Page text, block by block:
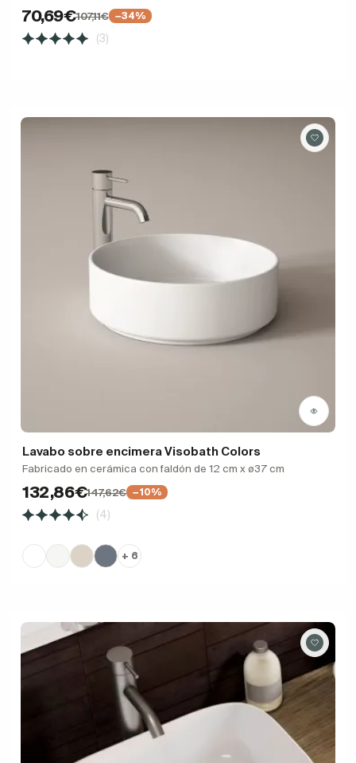
70,69€107,11€ −34%
(3)
Lavabo sobre encimera Visobath Colors
Fabricado en cerámica con faldón de 12 cm x ø37 cm
132,86€147,62€ −10%
(4)
+ 6